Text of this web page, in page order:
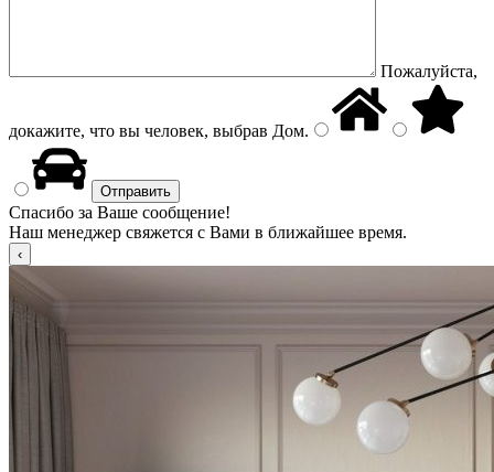
Пожалуйста,
докажите, что вы человек, выбрав Дом.
Спасибо за Ваше сообщение!
Наш менеджер свяжется с Вами в ближайшее время.